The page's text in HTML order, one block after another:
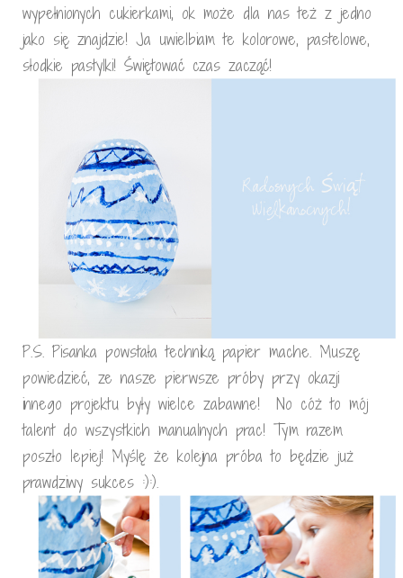
wypełnionych cukierkami, ok może dla nas też z jedno
jako się znajdzie! Ja uwielbiam te kolorowe, pastelowe,
słodkie pastylki! Świętować czas zacząć!
P.S. Pisanka powstała techniką papier mache. Muszę
powiedzieć, ze nasze pierwsze próby przy okazji
innego projektu były wielce zabawne! No cóż to mój
talent do wszystkich manualnych prac! Tym razem
poszło lepiej! Myślę że kolejna próba to będzie już
prawdziwy sukces :):).